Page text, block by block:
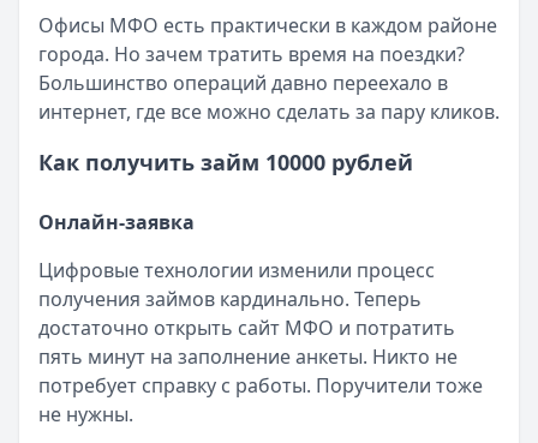
Читать новость
Смс о «одобренном займе» от Bigmani Ru: как
Кратко:
Пришло СМС об одобрении займа от Bigmani
23 ноября 2025 г.
Категория:
МФО
Читать новость
Офисы МФО есть практически в каждом районе
города. Но зачем тратить время на поездки?
Большинство операций давно переехало в
интернет, где все можно сделать за пару кликов.
Как получить займ 10000 рублей
Онлайн-заявка
Цифровые технологии изменили процесс
получения займов кардинально. Теперь
достаточно открыть сайт МФО и потратить
пять минут на заполнение анкеты. Никто не
потребует справку с работы. Поручители тоже
не нужны.